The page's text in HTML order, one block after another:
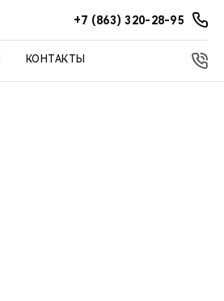
+7 (863) 320-28-95
КОНТАКТЫ